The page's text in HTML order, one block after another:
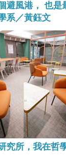
避風港， 也
系／黃鈺文
究所，我在哲